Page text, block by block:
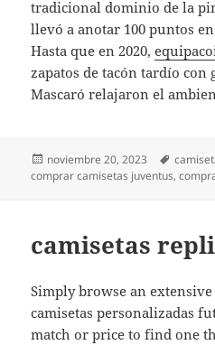
tradicional dominio de la
llevó a anotar 100 puntos
Hasta que en 2020,
zapatos de tacón tardío
Mascaró relajaron el
Publicado
el
noviembre 20, 2023
comprar camisetas juventus,
camisetas
Simply browse an
camisetas personalizadas
match or price to find one